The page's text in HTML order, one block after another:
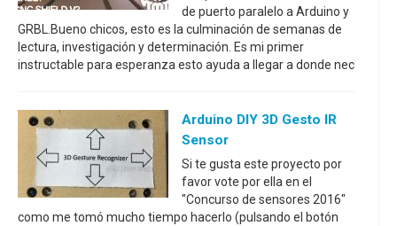
de puerto paralelo a Arduino y
GRBL.Bueno chicos, esto es la culminación de semanas de
lectura, investigación y determinación. Es mi primer
instructable para esperanza esto ayuda a llegar a donde nec
Arduino DIY 3D Gesto IR
Sensor
Si te gusta este proyecto por
favor vote por ella en el
"Concurso de sensores 2016"
como me tomó mucho tiempo hacerlo (pulsando el botón